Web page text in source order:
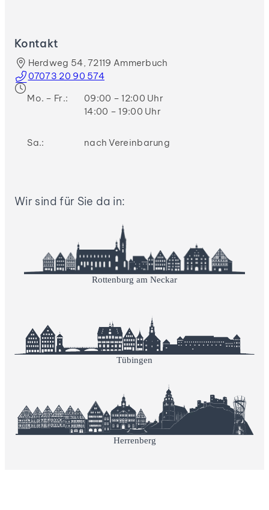
Kontakt
Herdweg 54, 72119 Ammerbuch
07073 20 90 574
Mo. – Fr.:
09:00 – 12:00 Uhr
14:00 – 19:00 Uhr
Sa.: nach Vereinbarung
Wir sind für Sie da in:
Rottenburg am Neckar
Tübingen
Herrenberg